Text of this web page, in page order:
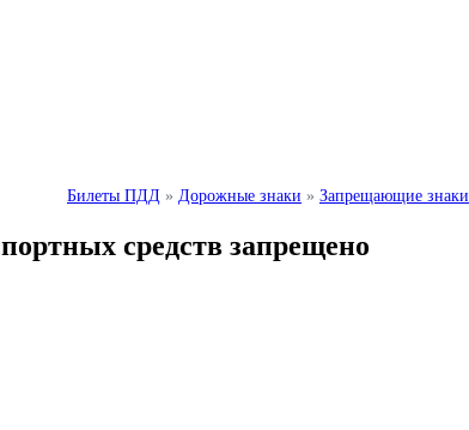
Билеты ПДД » Дорожные знаки » Запрещающие знаки
средств запрещено